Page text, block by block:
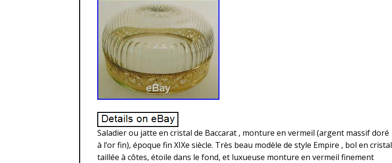
Saladier ou jatte en cristal de Baccarat , monture en vermeil (argent massif doré
à l’or fin), époque fin XIXe siècle. Très beau modèle de style Empire , bol en cristal
taillée à côtes, étoile dans le fond, et luxueuse monture en vermeil finement